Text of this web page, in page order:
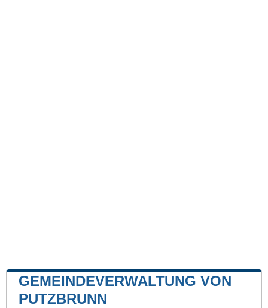
GEMEINDEVERWALTUNG VON
PUTZBRUNN